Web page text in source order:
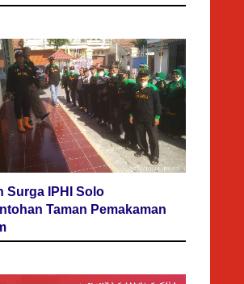
Surga IPHI Solo
Taman Pemakaman